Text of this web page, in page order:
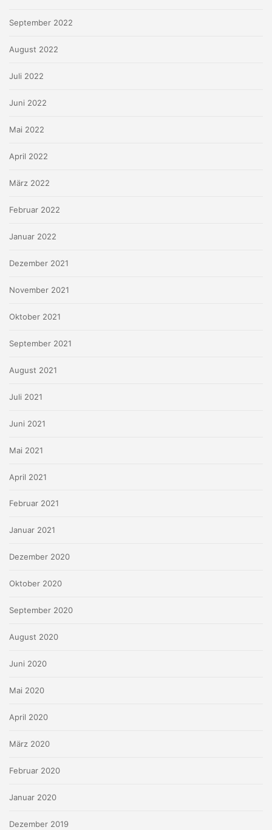
September 2022
August 2022
Juli 2022
Juni 2022
Mai 2022
April 2022
März 2022
Februar 2022
Januar 2022
Dezember 2021
November 2021
Oktober 2021
September 2021
August 2021
Juli 2021
Juni 2021
Mai 2021
April 2021
Februar 2021
Januar 2021
Dezember 2020
Oktober 2020
September 2020
August 2020
Juni 2020
Mai 2020
April 2020
März 2020
Februar 2020
Januar 2020
Dezember 2019